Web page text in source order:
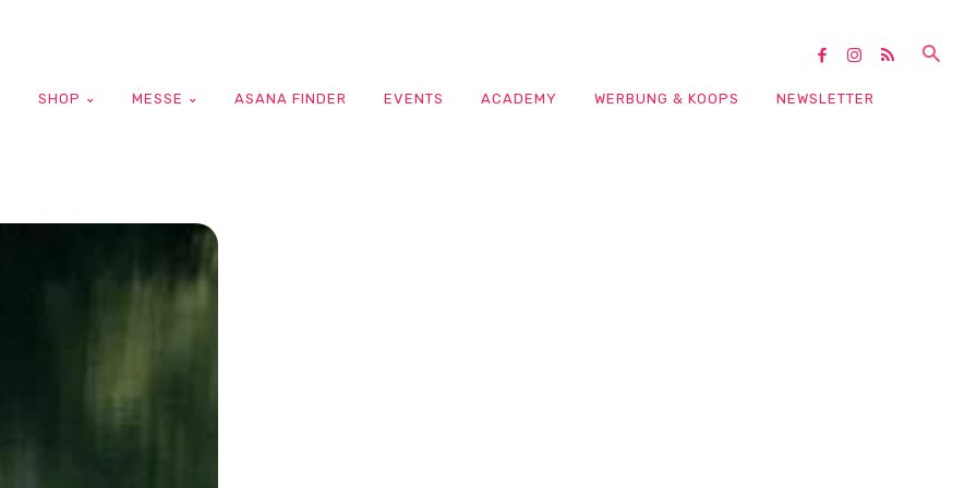
SHOP MESSE ASANA FINDER EVENTS ACADEMY WERBUNG & KOOPS NEWSLETTER